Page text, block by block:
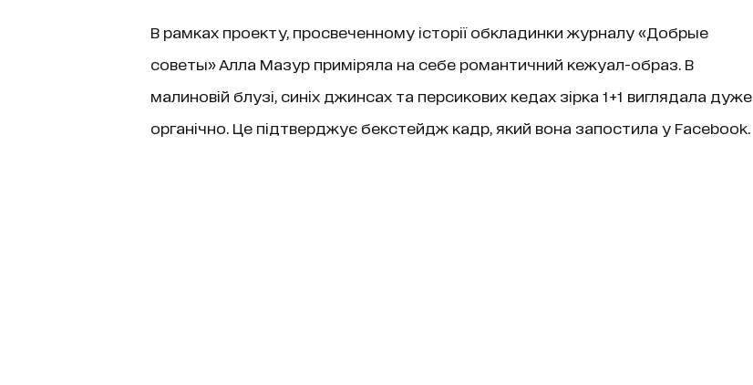
В рамках проекту, просвеченному історії обкладинки журналу «Добрые
советы» Алла Мазур приміряла на себе романтичний кежуал-образ. В
малиновій блузі, синіх джинсах та персикових кедах зірка 1+1 виглядала дуже
органічно. Це підтверджує бекстейдж кадр, який вона запостила у Facebook.